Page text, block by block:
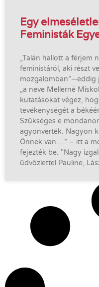
Egy
Feministák
„Talán hallott a férjem
feministáról, aki részt
mozgalomban”—eddig
„a neve Mellerné
kutatásokat végez,
tevékenységét a
Szükséges e
agyonverték. Nagyon
Önnek van….” – itt a
fejezték be. ”Nagy
üdvözlettel Pauline,